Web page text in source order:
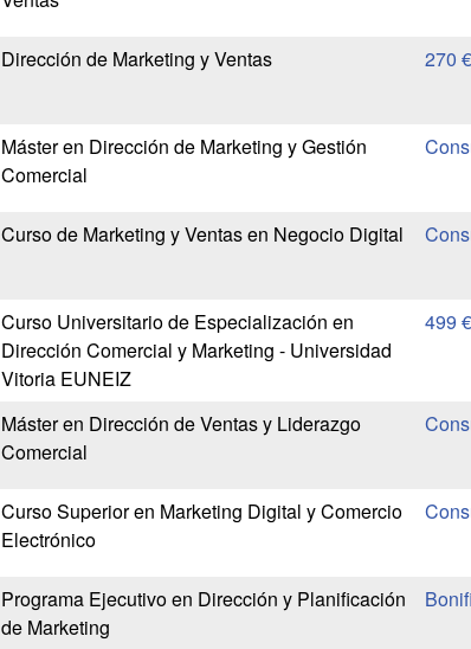
Dirección de Marketing y Ventas 270 €
Máster en Dirección de Marketing y Gestión
Comercial
Curso de Marketing y Ventas en Negocio Digital
Curso Universitario de Especialización en
Dirección Comercial y Marketing - Universidad
Vitoria EUNEIZ
499 €
Máster en Dirección de Ventas y Liderazgo
Comercial
Curso Superior en Marketing Digital y Comercio
Electrónico
Programa Ejecutivo en Dirección y Planificación
de Marketing